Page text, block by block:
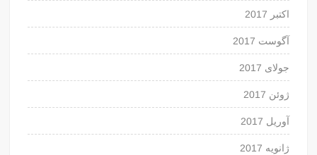
اکتبر 2017
آگوست 2017
جولای 2017
ژوئن 2017
آوریل 2017
ژانویه 2017